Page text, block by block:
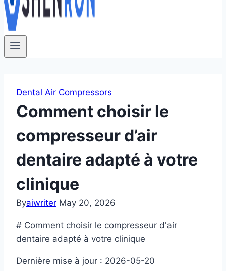
Dental Air Compressors
Comment choisir le
compresseur d’air
dentaire adapté à votre
clinique
Byaiwriter May 20, 2026
# Comment choisir le compresseur d'air
dentaire adapté à votre clinique
Dernière mise à jour : 2026-05-20